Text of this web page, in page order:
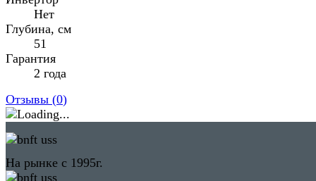
Нет
Глубина, см
51
Гарантия
2 года
Отзывы (0)
На рынке с 1995г.